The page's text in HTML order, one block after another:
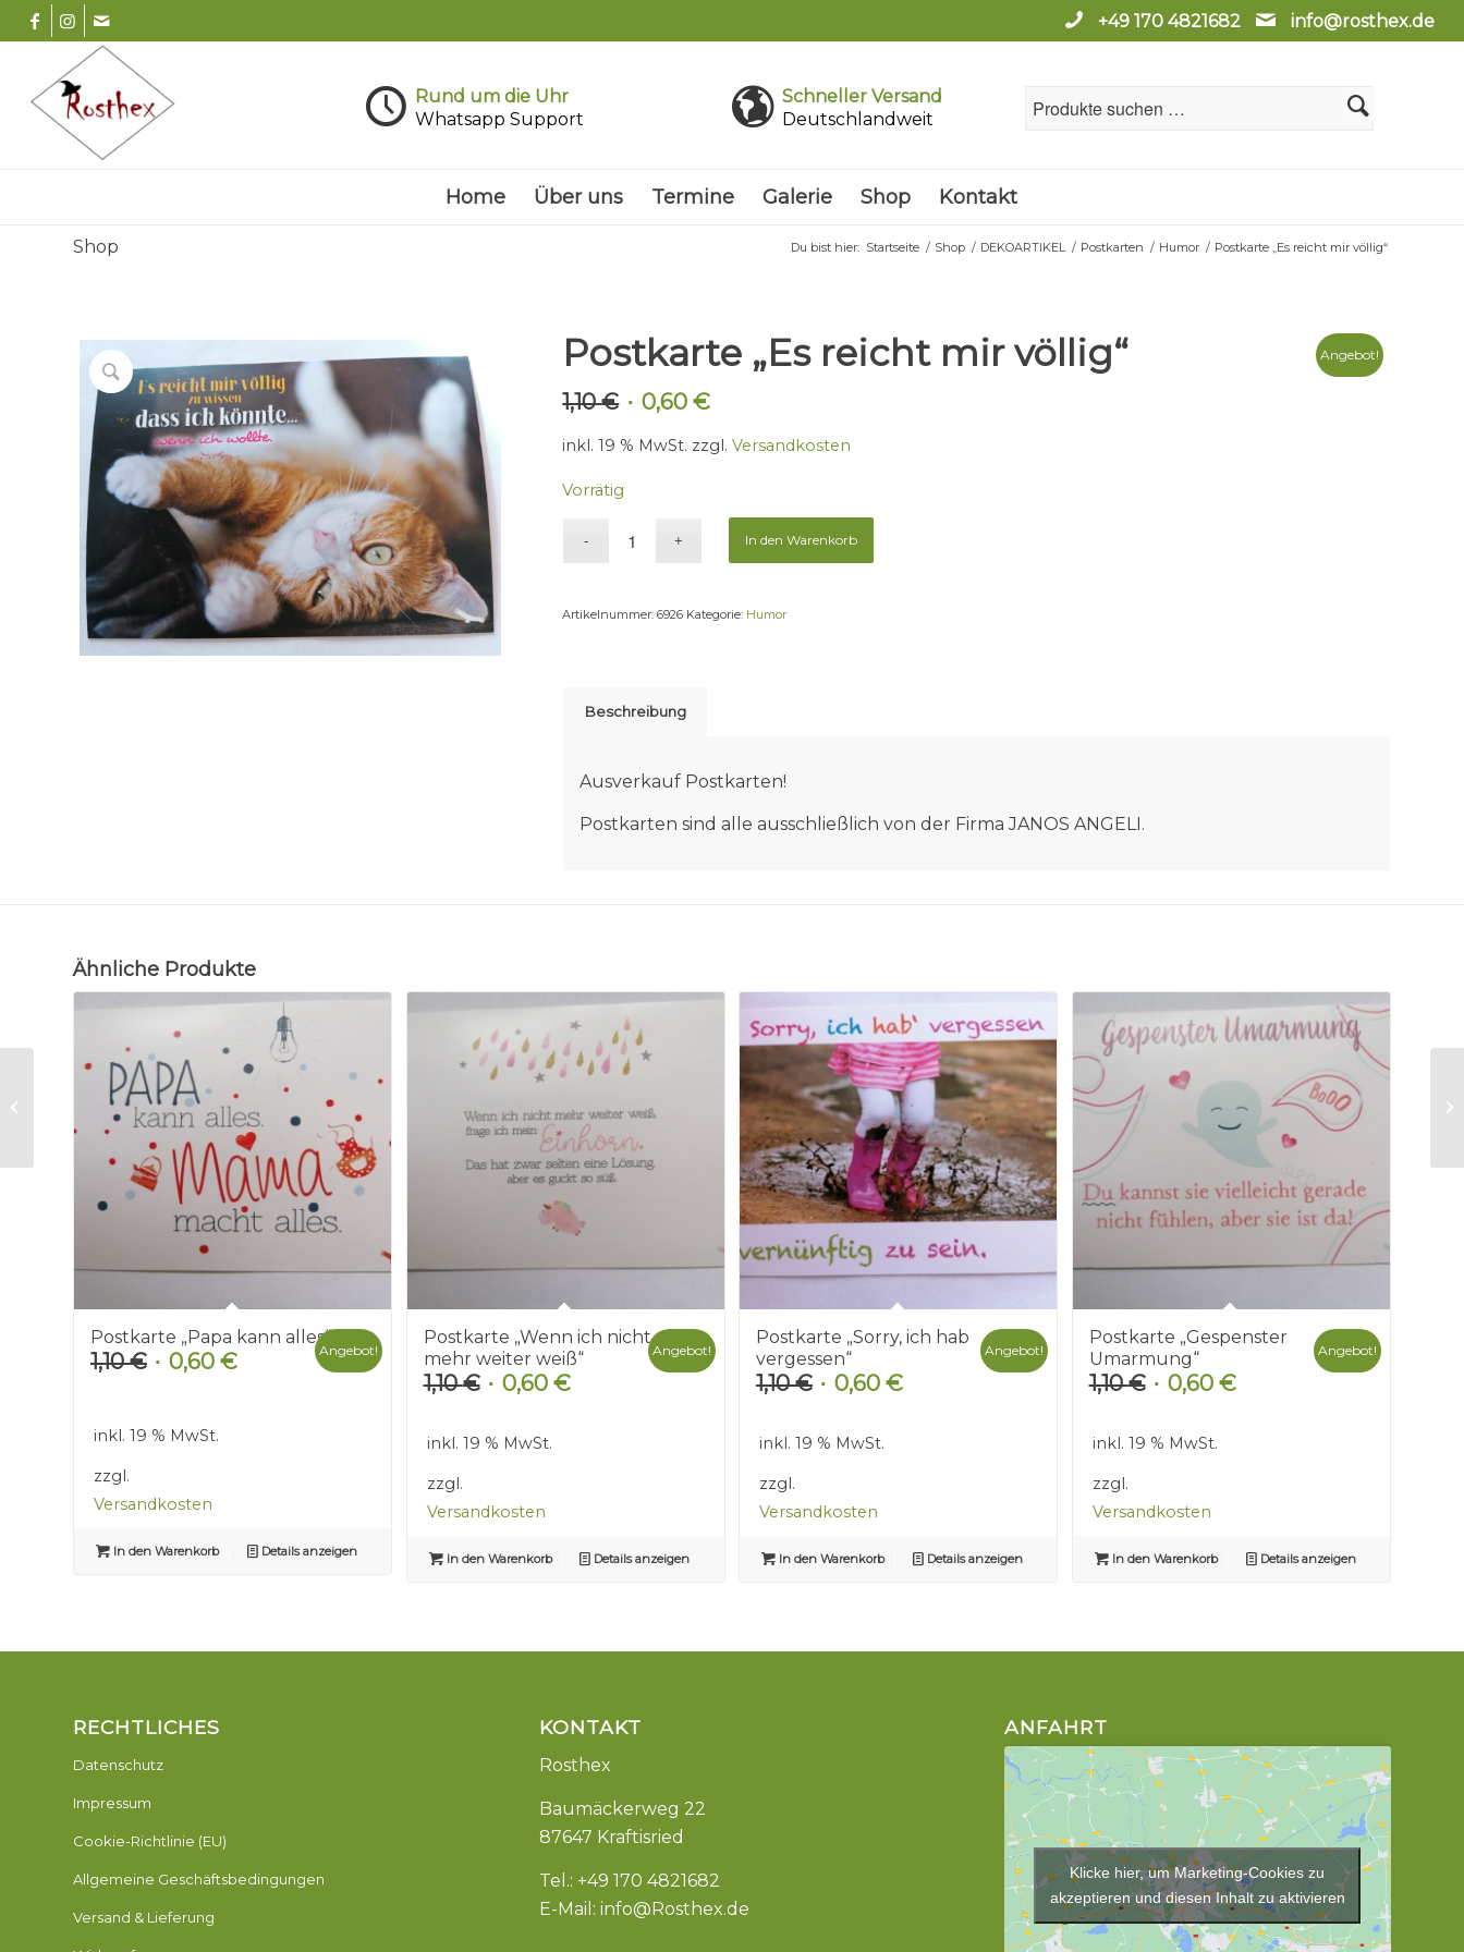
+49 170 4821682 info@rosthex.de
Rund um die Uhr
Whatsapp Support
Schneller Versand
Deutschlandweit
Home Über uns Termine Galerie Shop Kontakt
Shop Du bist hier: Startseite / Shop / DEKOARTIKEL / Postkarten / Humor / Postkarte „Es reicht mir völlig“
Angebot!
Postkarte „Es reicht mir völlig“
1,10€ Ursprünglicher
war:
0,60€Aktueller
ist:
inkl. 19 % MwSt. zzgl.Versandkosten
Vorrätig
In den Warenkorb
Artikelnummer:6926 Kategorie: Humor
Beschreibung
Ausverkauf Postkarten!
Postkarten sind alle ausschließlich von der Firma JANOS ANGELI.
Ähnliche Produkte
Postkarte „Papa kann alles“
1,10€ Ursprünglicher
1,10 €
0,60 €Aktueller
Angebot!
inkl. 19 % MwSt.
zzgl.
Versandkosten
In den Warenkorb Details anzeigen
Postkarte „Wenn ich nicht
mehr weiter weiß“
1,10€ Ursprünglicher
war:
0,60 €Aktueller
Angebot!
inkl. 19 % MwSt.
zzgl.
Versandkosten
In den Warenkorb Details anzeigen
Postkarte „Sorry, ich hab
vergessen“
1,10€ Ursprünglicher
war:
0,60€Aktueller
Angebot!
inkl. 19 % MwSt.
zzgl.
Versandkosten
In den Warenkorb Details anzeigen
Postkarte „Gespenster
Umarmung“
1,10€ Ursprünglicher
war:
0,60 €Aktueller
Angebot!
inkl. 19 % MwSt.
zzgl.
Versandkosten
In den Warenkorb Details anzeigen
RECHTLICHES
Datenschutz
Impressum
Cookie-Richtlinie (EU)
Allgemeine Geschäftsbedingungen
Versand & Lieferung
KONTAKT
Rosthex
Baumäckerweg 22
87647 Kraftisried
Tel.: +49 170 4821682
E-Mail: info@Rosthex.de
ANFAHRT
Klicke hier, um Marketing-Cookies zu
akzeptieren und diesen Inhalt zu aktivieren
Postkarte „In mir
schlummert ein
Genie“